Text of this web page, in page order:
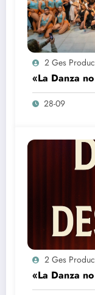
2 Ges
«La Danza
28-09
2 Ges
«La Danza